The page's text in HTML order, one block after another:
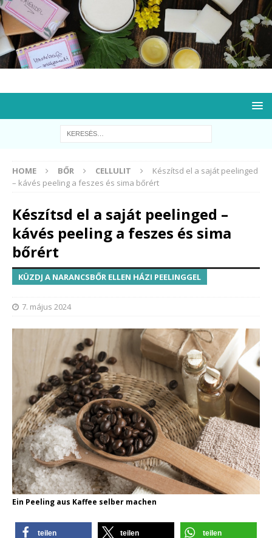
HOME BŐR CELLULIT
Készítsd el a saját peelinged
– kávés peeling a feszes és sima bőrért
Készítsd el a saját peelinged –
kávés peeling a feszes és sima
bőrért
KÜZDJ A NARANCSBŐR ELLEN HÁZI PEELINGGEL
7. május 2024
Ein Peeling aus Kaffee selber machen
teilen teilen teilen